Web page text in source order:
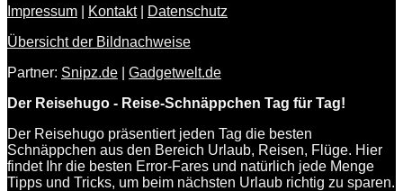
Impressum
Kontakt|
Datenschutz
Übersicht der Bildnachweise
Partner: Snipz.de
Gadgetwelt.de
Der Reisehugo - Reise-Schnäppchen Tag für Tag!
Der Reisehugo präsentiert jeden Tag die besten
Schnäppchen aus den Bereich Urlaub, Reisen, Flüge. Hier
findet Ihr die besten Error-Fares und natürlich jede Menge
Tipps und Tricks, um beim nächsten Urlaub richtig zu sparen.